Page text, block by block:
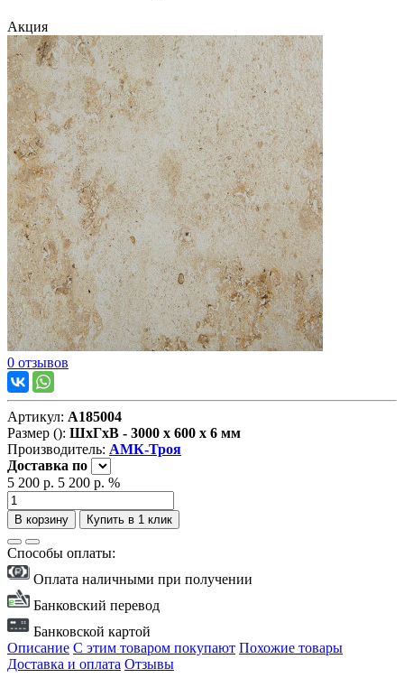
Акция
0 отзывов
Артикул: А185004
Размер (): ШxГxВ - 3000 x 600 x 6 мм
Производитель: АМК-Троя
Доставка по
5 200 р. 5 200 р. %
В корзину Купить в 1 клик
Способы оплаты:
Оплата наличными при получении
Банковский перевод
Банковской картой
Описание С этим товаром покупают Похожие товары
Доставка и оплата Отзывы